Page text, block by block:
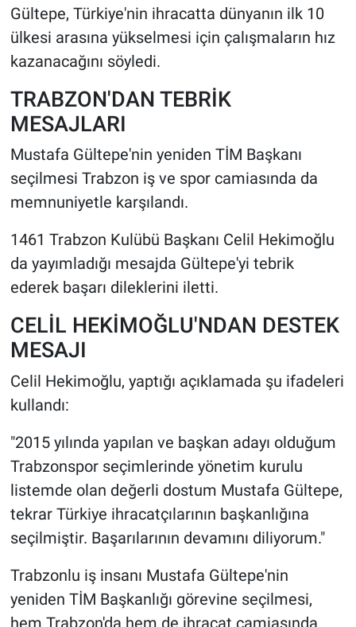
Gültepe, Türkiye'nin ihracatta dünyanın ilk 10
ülkesi arasına yükselmesi için çalışmaların hız
kazanacağını söyledi.
TRABZON'DAN TEBRİK
MESAJLARI
Mustafa Gültepe'nin yeniden TİM Başkanı
seçilmesi Trabzon iş ve spor camiasında da
memnuniyetle karşılandı.
1461 Trabzon Kulübü Başkanı Celil Hekimoğlu
da yayımladığı mesajda Gültepe'yi tebrik
ederek başarı dileklerini iletti.
CELİL HEKİMOĞLU'NDAN DESTEK
MESAJI
Celil Hekimoğlu, yaptığı açıklamada şu ifadeleri
kullandı:
"2015 yılında yapılan ve başkan adayı olduğum
Trabzonspor seçimlerinde yönetim kurulu
listemde olan değerli dostum Mustafa Gültepe,
tekrar Türkiye ihracatçılarının başkanlığına
seçilmiştir. Başarılarının devamını diliyorum."
Trabzonlu iş insanı Mustafa Gültepe'nin
yeniden TİM Başkanlığı görevine seçilmesi,
hem Trabzon'da hem de ihracat camiasında